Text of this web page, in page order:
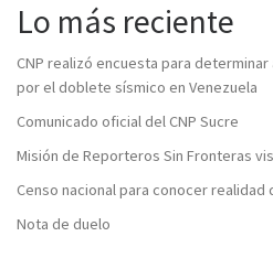
Lo más reciente
CNP realizó encuesta para
por el doblete sísmico en Venezuela
Comunicado oficial del CNP Sucre
Misión de Reporteros Sin Fronteras
Censo nacional para conocer
Nota de duelo